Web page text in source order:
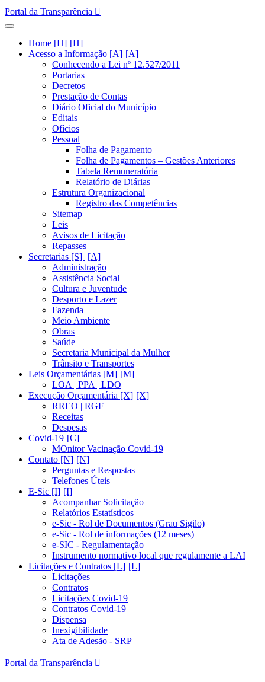
Portal da Transparência
Home [H]
Acesso a Informação [A]
Conhecendo a Lei nº 12.527/2011
Portarias
Decretos
Prestação de Contas
Diário Oficial do Município
Editais
Ofícios
Pessoal
Folha de Pagamento
Folha de Pagamentos – Gestões Anteriores
Tabela Remuneratória
Relatório de Diárias
Estrutura Organizacional
Registro das Competências
Sitemap
Leis
Avisos de Licitação
Repasses
Secretarias [S]
Administração
Assistência Social
Cultura e Juventude
Desporto e Lazer
Fazenda
Meio Ambiente
Obras
Saúde
Secretaria Municipal da Mulher
Trânsito e Transportes
Leis Orçamentárias [M]
LOA | PPA | LDO
Execução Orçamentária [X]
RREO | RGF
Receitas
Despesas
Covid-19
MOnitor Vacinação Covid-19
Contato [N]
Perguntas e Respostas
Telefones Úteis
E-Sic [I]
Acompanhar Solicitação
Relatórios Estatísticos
e-Sic - Rol de Documentos (Grau Sigilo)
e-Sic - Rol de informações (12 meses)
e-SIC - Regulamentação
Instrumento normativo local que regulamente a LAI
Licitações e Contratos [L]
Licitações
Contratos
Licitações Covid-19
Contratos Covid-19
Dispensa
Inexigibilidade
Ata de Adesão - SRP
Portal da Transparência